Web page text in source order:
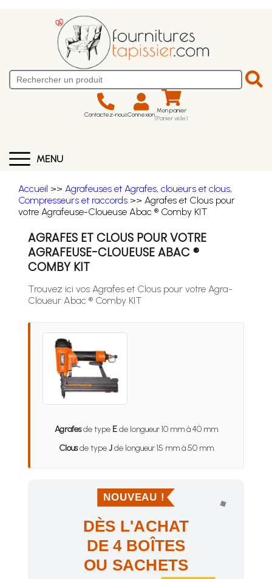
Contactez-nousConnexion Mon panier
(Panier vide)
MENU
Accueil >> Agrafeuses et Agrafes, cloueurs et clous,
Compresseurs et raccords >> Agrafes et Clous pour
votre Agrafeuse-Cloueuse Abac ® Comby KIT
AGRAFES ET CLOUS POUR VOTRE
AGRAFEUSE-CLOUEUSE ABAC ®
COMBY KIT
Trouvez ici vos Agrafes et Clous pour votre Agra-
Cloueur Abac ® Comby KIT
Agrafesde type Ede longueur 10 mm à 40 mm.
Clousde typeJde longueur 15 mm à 50 mm.
NOUVEAU !
DÈS L'ACHAT
DE 4 BOÎTES
OU SACHETS